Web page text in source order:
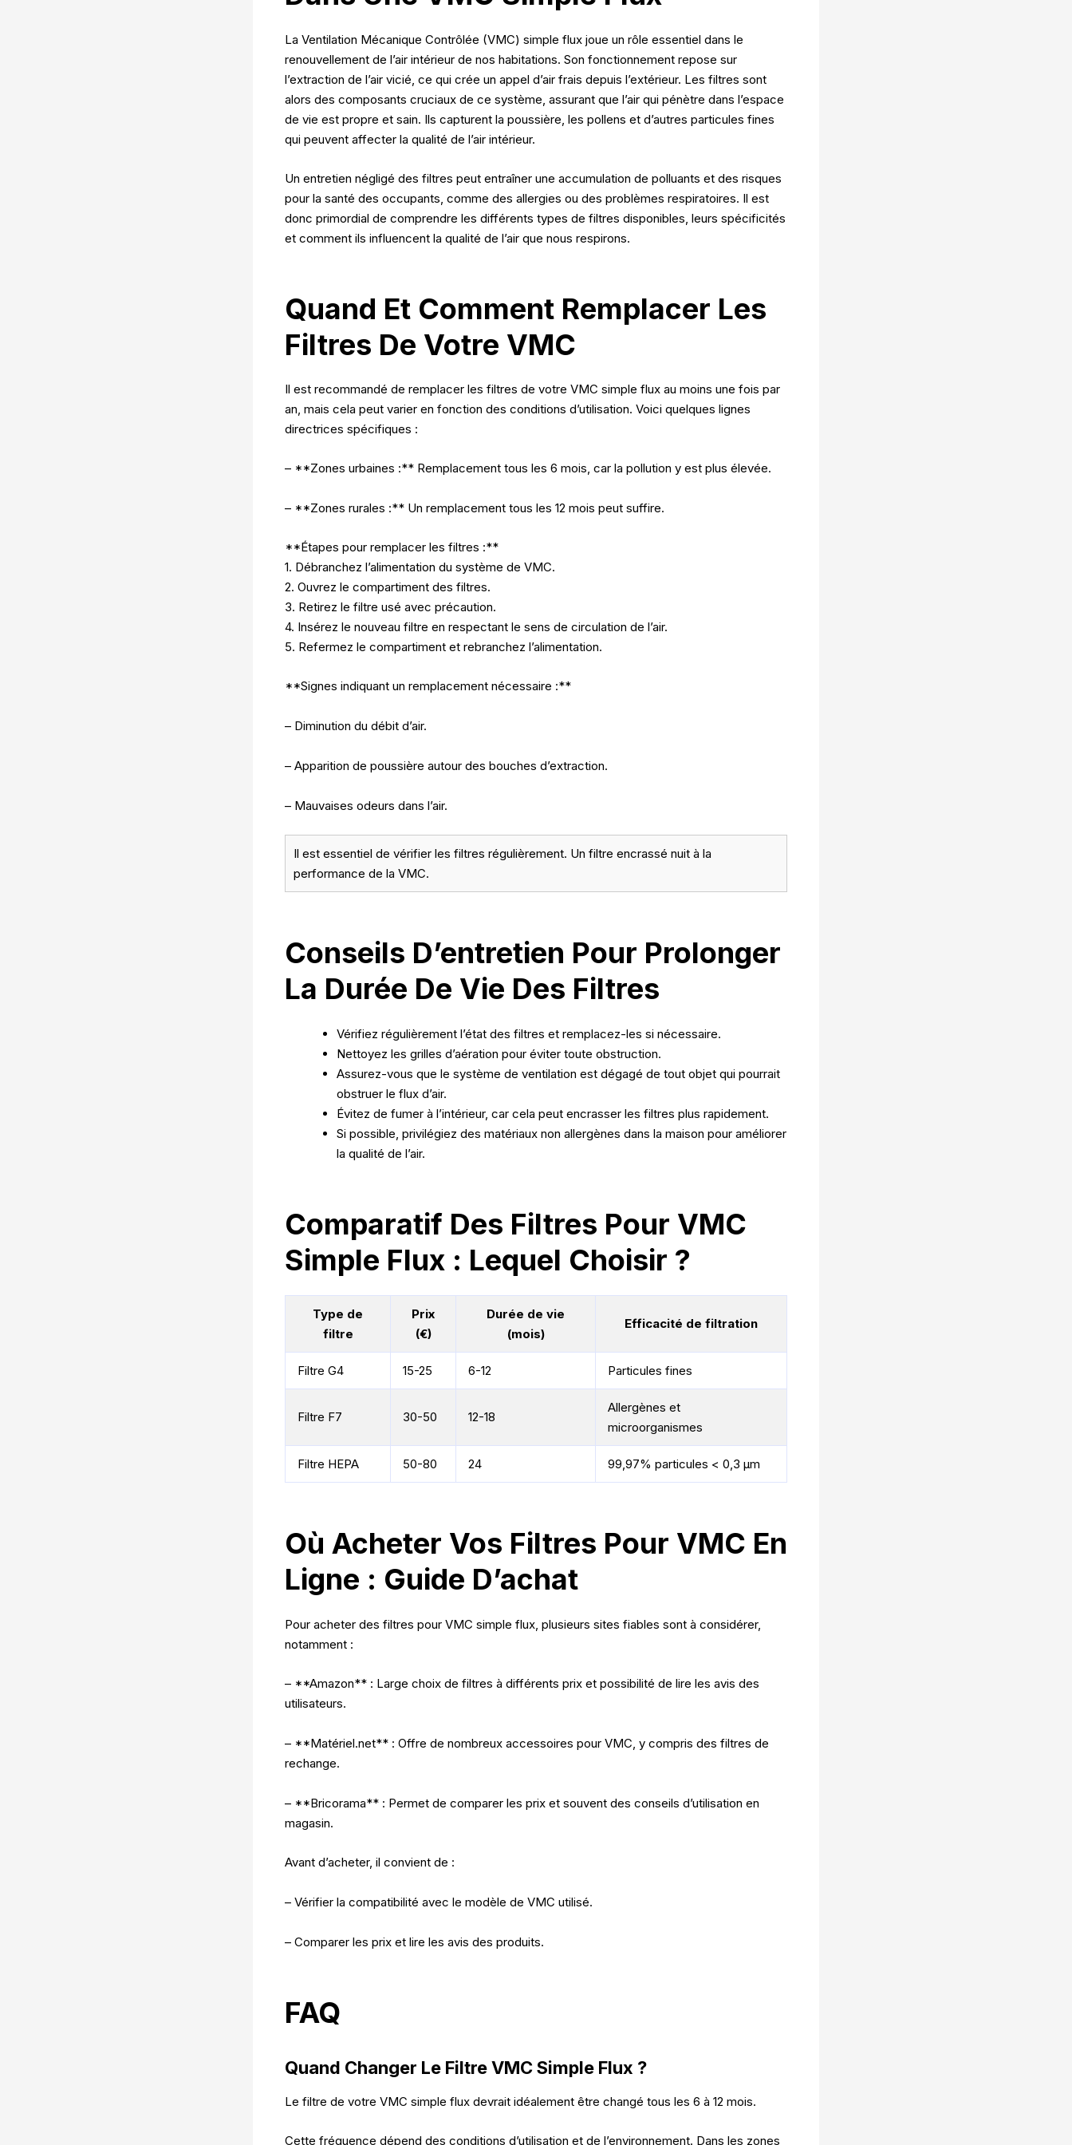
La Ventilation Mécanique Contrôlée (VMC) simple flux joue un rôle essentiel dans le
renouvellement de l’air intérieur de nos habitations. Son fonctionnement repose sur
l’extraction de l’air vicié, ce qui crée un appel d’air frais depuis l’extérieur. Les filtres sont
alors des composants cruciaux de ce système, assurant que l’air qui pénètre dans l’espace
de vie est propre et sain. Ils capturent la poussière, les pollens et d’autres particules fines
qui peuvent affecter la qualité de l’air intérieur.
Un entretien négligé des filtres peut entraîner une accumulation de polluants et des risques
pour la santé des occupants, comme des allergies ou des problèmes respiratoires. Il est
donc primordial de comprendre les différents types de filtres disponibles, leurs spécificités
et comment ils influencent la qualité de l’air que nous respirons.
Quand Et Comment Remplacer Les
Filtres De Votre VMC
Il est recommandé de remplacer les filtres de votre VMC simple flux au moins une fois par
an, mais cela peut varier en fonction des conditions d’utilisation. Voici quelques lignes
directrices spécifiques :
– **Zones urbaines :** Remplacement tous les 6 mois, car la pollution y est plus élevée.
– **Zones rurales :** Un remplacement tous les 12 mois peut suffire.
**Étapes pour remplacer les filtres :**
1. Débranchez l’alimentation du système de VMC.
2. Ouvrez le compartiment des filtres.
3. Retirez le filtre usé avec précaution.
4. Insérez le nouveau filtre en respectant le sens de circulation de l’air.
5. Refermez le compartiment et rebranchez l’alimentation.
**Signes indiquant un remplacement nécessaire :**
– Diminution du débit d’air.
– Apparition de poussière autour des bouches d’extraction.
– Mauvaises odeurs dans l’air.
Il est essentiel de vérifier les filtres régulièrement. Un filtre encrassé nuit à la
performance de la VMC.
Conseils D’entretien Pour Prolonger
La Durée De Vie Des Filtres
Vérifiez régulièrement l’état des filtres et remplacez-les si nécessaire.
Nettoyez les grilles d’aération pour éviter toute obstruction.
Assurez-vous que le système de ventilation est dégagé de tout objet qui pourrait
obstruer le flux d’air.
Évitez de fumer à l’intérieur, car cela peut encrasser les filtres plus rapidement.
Si possible, privilégiez des matériaux non allergènes dans la maison pour améliorer
la qualité de l’air.
Comparatif Des Filtres Pour VMC
Simple Flux : Lequel Choisir ?
Type de
filtre
Prix
(€)
Durée de vie
(mois)
Efficacité de filtration
Filtre G4 15-25 6-12 Particules fines
Filtre F7 30-50 12-18
Allergènes et
microorganismes
Filtre HEPA 50-80 24 99,97% particules < 0,3 µm
Où Acheter Vos Filtres Pour VMC En
Ligne : Guide D’achat
Pour acheter des filtres pour VMC simple flux, plusieurs sites fiables sont à considérer,
notamment :
– **Amazon** : Large choix de filtres à différents prix et possibilité de lire les avis des
utilisateurs.
– **Matériel.net** : Offre de nombreux accessoires pour VMC, y compris des filtres de
rechange.
– **Bricorama** : Permet de comparer les prix et souvent des conseils d’utilisation en
magasin.
Avant d’acheter, il convient de :
– Vérifier la compatibilité avec le modèle de VMC utilisé.
– Comparer les prix et lire les avis des produits.
FAQ
Quand Changer Le Filtre VMC Simple Flux ?
Le filtre de votre VMC simple flux devrait idéalement être changé tous les 6 à 12 mois.
Cette fréquence dépend des conditions d’utilisation et de l’environnement. Dans les zones